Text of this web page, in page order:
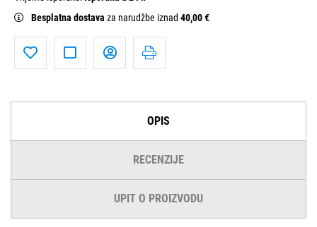
Besplatna dostava za narudžbe iznad 40,00 €
OPIS
RECENZIJE
UPIT O PROIZVODU